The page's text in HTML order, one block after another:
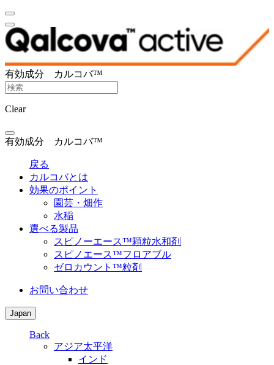
有効成分 カルコバ™
Clear
有効成分 カルコバ™
戻る
カルコバとは
効果のポイント
園芸・畑作
水稲
選べる製品
スピノーエース™顆粒水和剤
スピノエース™フロアブル
ゼロカウント™粒剤
お問い合わせ
Japan
Back
アジア太平洋
インド